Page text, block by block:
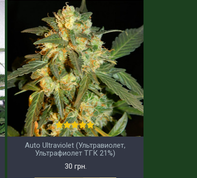
Auto Ultraviolet (Ультравиолет,
Ультрафиолет ТГК 21%)
30 грн.